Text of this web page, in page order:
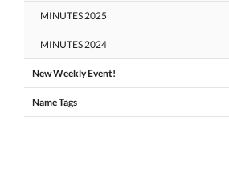
MINUTES 2025
MINUTES 2024
New Weekly Event!
Name Tags